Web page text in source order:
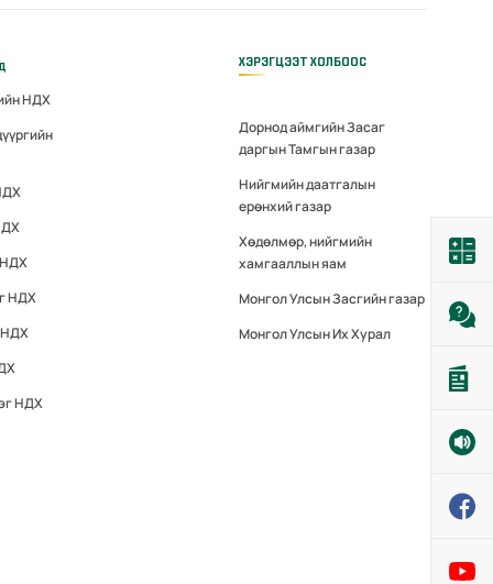
НДХ
НДХ
НДХ
НДХ
НДХ
ХЭРЭГЦЭЭТ ХОЛБООС
Дорнод аймгийн Засаг
даргын Тамгын газар
Нийгмийн даатгалын
ерөнхий газар
Хөдөлмөр, нийгмийн
хамгааллын яам
Монгол Улсын Засгийн газар
Монгол Улсын Их Хурал